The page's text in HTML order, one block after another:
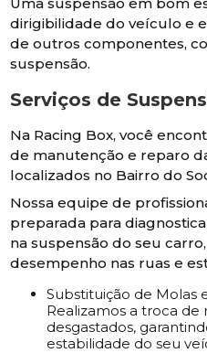
dirigibilidade do veículo e
de outros componentes,
suspensão.
Serviços de
Na Racing Box, você
de manutenção e reparo
localizados no Bairro do
Nossa equipe de
preparada para
na suspensão do seu
desempenho nas ruas e
Substituição de Molas e Amortecedores:
Realizamos a troca
desgastados,
estabilidade do seu